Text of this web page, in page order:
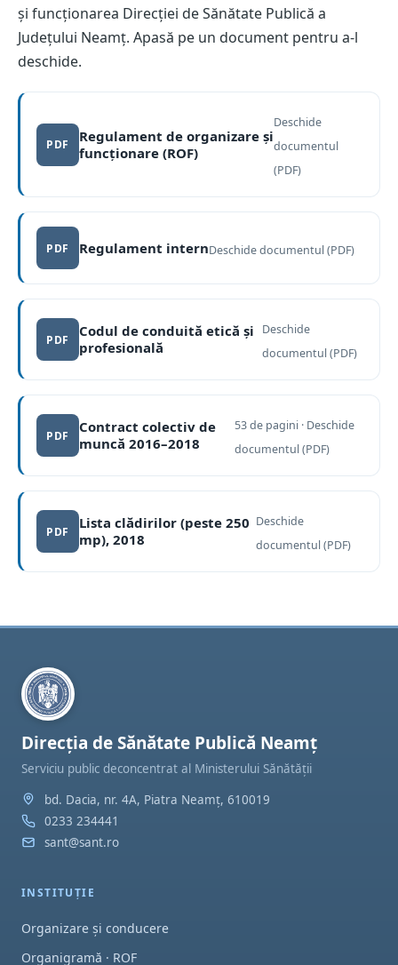
și funcționarea Direcției de Sănătate Publică a
Județului Neamț. Apasă pe un document pentru a-l
deschide.
PDF
Regulament de organizare și
funcționare (ROF)
Deschide
documentul
(PDF)
(se deschide într-o filă nouă)
PDF Regulament internDeschide documentul (PDF)
(se deschide într-o filă nouă)
PDF
Codul de conduită etică și
profesională
Deschide
documentul (PDF)
(se deschide într-o filă nouă)
PDF
Contract colectiv de
muncă 2016–2018
53 de pagini · Deschide
documentul (PDF)
(se deschide într-o filă nouă)
PDF
Lista clădirilor (peste 250
mp), 2018
Deschide
documentul (PDF)
(se deschide într-o filă nouă)
Direcția de Sănătate Publică Neamț
Serviciu public deconcentrat al Ministerului Sănătății
bd. Dacia, nr. 4A, Piatra Neamț, 610019
0233 234441
sant@sant.ro
INSTITUȚIE
Organizare și conducere
Organigramă · ROF